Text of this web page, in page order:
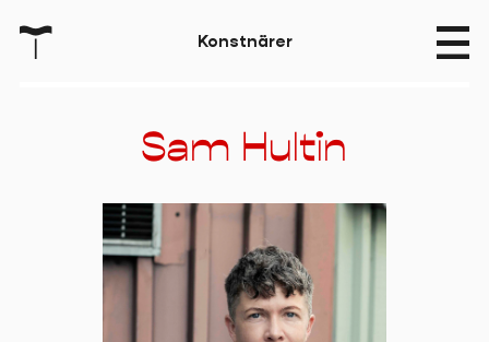
T Konstnärer
Sam Hultin